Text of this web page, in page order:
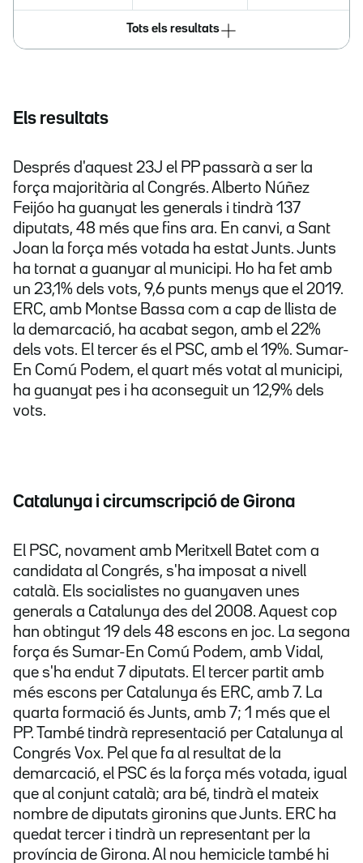
Tots els resultats
Els resultats
Després d'aquest 23J el PP passarà a ser la
força majoritària al Congrés. Alberto Núñez
Feijóo ha guanyat les generals i tindrà 137
diputats, 48 més que fins ara. En canvi, a Sant
Joan la força més votada ha estat Junts. Junts
ha tornat a guanyar al municipi. Ho ha fet amb
un 23,1% dels vots, 9,6 punts menys que el 2019.
ERC, amb Montse Bassa com a cap de llista de
la demarcació, ha acabat segon, amb el 22%
dels vots. El tercer és el PSC, amb el 19%. Sumar-
En Comú Podem, el quart més votat al municipi,
ha guanyat pes i ha aconseguit un 12,9% dels
vots.
Catalunya i circumscripció de Girona
El PSC, novament amb Meritxell Batet com a
candidata al Congrés, s'ha imposat a nivell
català. Els socialistes no guanyaven unes
generals a Catalunya des del 2008. Aquest cop
han obtingut 19 dels 48 escons en joc. La segona
força és Sumar-En Comú Podem, amb Vidal,
que s'ha endut 7 diputats. El tercer partit amb
més escons per Catalunya és ERC, amb 7. La
quarta formació és Junts, amb 7; 1 més que el
PP. També tindrà representació per Catalunya al
Congrés Vox. Pel que fa al resultat de la
demarcació, el PSC és la força més votada, igual
que al conjunt català; ara bé, tindrà el mateix
nombre de diputats gironins que Junts. ERC ha
quedat tercer i tindrà un representant per la
província de Girona. Al nou hemicicle també hi